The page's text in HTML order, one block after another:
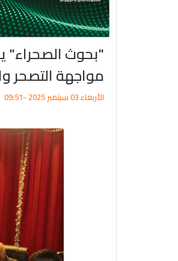
"بحوث
مواجهة التصحر
الأربعاء 03 سبتمبر 2025 -09:51